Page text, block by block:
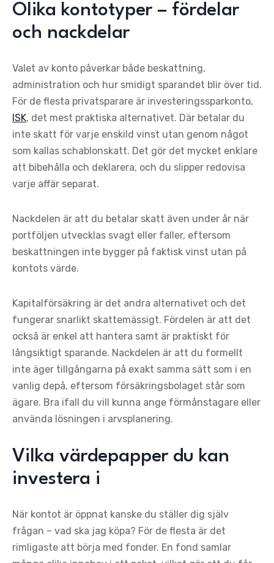
Olika kontotyper – fördelar
och nackdelar
Valet av konto påverkar både beskattning,
administration och hur smidigt sparandet blir över tid.
För de flesta privatsparare är investeringssparkonto,
ISK, det mest praktiska alternativet. Där betalar du
inte skatt för varje enskild vinst utan genom något
som kallas schablonskatt. Det gör det mycket enklare
att bibehålla och deklarera, och du slipper redovisa
varje affär separat.
Nackdelen är att du betalar skatt även under år när
portföljen utvecklas svagt eller faller, eftersom
beskattningen inte bygger på faktisk vinst utan på
kontots värde.
Kapitalförsäkring är det andra alternativet och det
fungerar snarlikt skattemässigt. Fördelen är att det
också är enkel att hantera samt är praktiskt för
långsiktigt sparande. Nackdelen är att du formellt
inte äger tillgångarna på exakt samma sätt som i en
vanlig depå, eftersom försäkringsbolaget står som
ägare. Bra ifall du vill kunna ange förmånstagare eller
använda lösningen i arvsplanering.
Vilka värdepapper du kan
investera i
När kontot är öppnat kanske du ställer dig själv
frågan – vad ska jag köpa? För de flesta är det
rimligaste att börja med fonder. En fond samlar